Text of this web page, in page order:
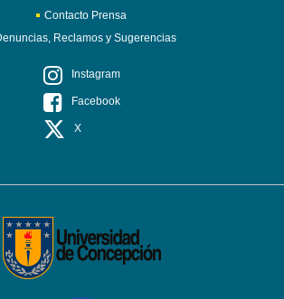
Contacto Prensa
Reclamos y Sugerencias
Instagram
Facebook
X